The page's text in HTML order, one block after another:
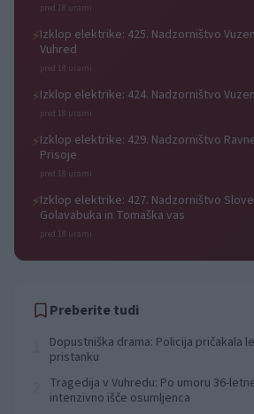
pred 18 urami
⚡Izklop elektrike: 425. Nadzorništvo
Vuhred
pred 18 urami
⚡Izklop elektrike: 424. Nadzorništvo
pred 18 urami
⚡Izklop elektrike: 429. Nadzorništvo
Prisoje
pred 18 urami
⚡Izklop elektrike: 427. Nadzorništvo
Golavabuka in Tomaška vas
pred 18 urami
Preberite tudi
Dopustniška drama: Policija pričakala
pristanku
Tragedija v Vuhredu: Po umoru 36-
intenzivno išče osumljenca